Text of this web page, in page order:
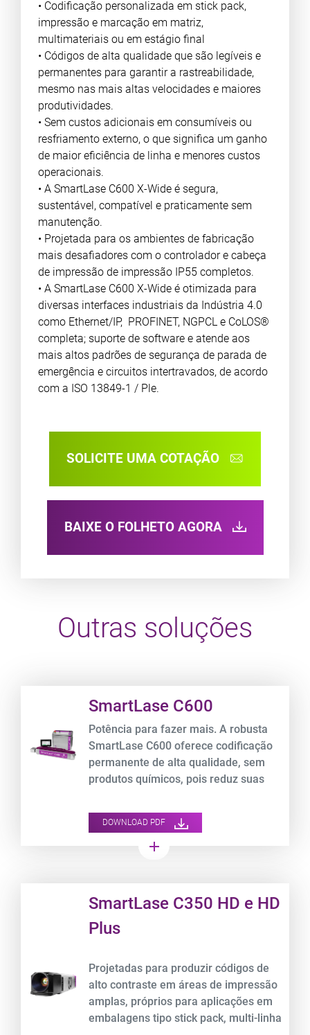
• Codificação personalizada em stick pack,
impressão e marcação em matriz,
multimateriais ou em estágio final
• Códigos de alta qualidade que são legíveis e
permanentes para garantir a rastreabilidade,
mesmo nas mais altas velocidades e maiores
produtividades.
• Sem custos adicionais em consumíveis ou
resfriamento externo, o que significa um ganho
de maior eficiência de linha e menores custos
operacionais.
• A SmartLase C600 X-Wide é segura,
sustentável, compatível e praticamente sem
manutenção.
• Projetada para os ambientes de fabricação
mais desafiadores com o controlador e cabeça
de impressão de impressão IP55 completos.
• A SmartLase C600 X-Wide é otimizada para
diversas interfaces industriais da Indústria 4.0
como Ethernet/IP, PROFINET, NGPCL e CoLOS®
completa; suporte de software e atende aos
mais altos padrões de segurança de parada de
emergência e circuitos intertravados, de acordo
com a ISO 13849-1 / Ple.
SOLICITE UMA COTAÇÃO
BAIXE O FOLHETO AGORA
Outras soluções
SmartLase C600
Potência para fazer mais. A robusta
SmartLase C600 oferece codificação
permanente de alta qualidade, sem
produtos químicos, pois reduz suas
DOWNLOAD PDF
add
SmartLase C350 HD e HD
Plus
Projetadas para produzir códigos de
alto contraste em áreas de impressão
amplas, próprios para aplicações em
embalagens tipo stick pack, multi-linha